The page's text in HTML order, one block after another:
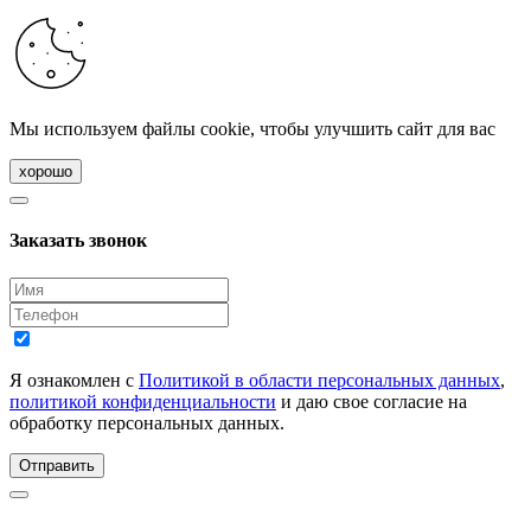
Мы используем файлы cookie, чтобы улучшить сайт для вас
хорошо
Заказать звонок
Я ознакомлен с Политикой в области персональных данных,
политикой конфиденциальности и даю свое согласие на
обработку персональных данных.
Отправить